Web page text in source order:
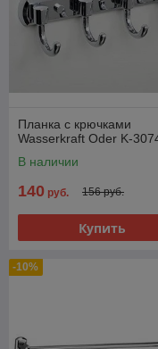
Планка с крючками
Wasserkraft Oder K-
В наличии
140 руб. 156 руб.
Купить
-10%